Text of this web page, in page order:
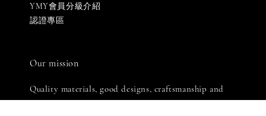
YMY會員分級介紹
認證專區
Our mission
Quality materials, good designs, craftsmanship and